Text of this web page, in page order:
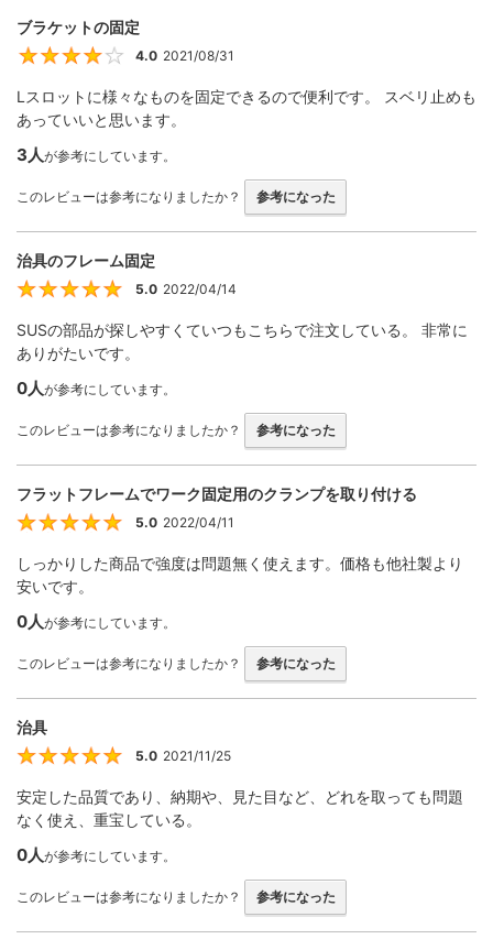
ブラケットの固定
4.0 2021/08/31
Lスロットに様々なものを固定できるので便利です。 スベリ止めも
あっていいと思います。
3人が参考にしています。
このレビューは参考になりましたか？ 参考になった
治具のフレーム固定
5
5.0 2022/04/14
SUSの部品が探しやすくていつもこちらで注文している。 非常に
ありがたいです。
0人が参考にしています。
このレビューは参考になりましたか？ 参考になった
フラットフレームでワーク固定用のクランプを取り付ける
5.0 2022/04/11
しっかりした商品で強度は問題無く使えます。価格も他社製より
安いです。
0人が参考にしています。
このレビューは参考になりましたか？ 参考になった
治具
5.0 2021/11/25
安定した品質であり、納期や、見た目など、どれを取っても問題
なく使え、重宝している。
0人が参考にしています。
このレビューは参考になりましたか？ 参考になった